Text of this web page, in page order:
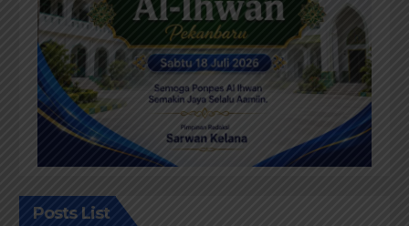
Posts List